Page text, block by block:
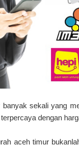
banyak sekali yang
dengan
aceh timur